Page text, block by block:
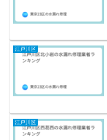
江戸川区
江戸川区